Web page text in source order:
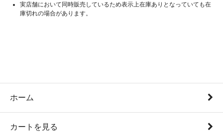
実店舗において同時販売しているため表示上在庫ありとなっていても在
庫切れの場合があります。
ホーム
カートを見る